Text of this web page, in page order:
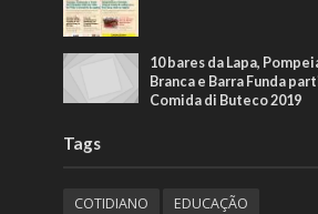
10 bares da Lapa,
Branca e Barra Funda
Comida di Buteco 2019
Tags
COTIDIANO
EDUCAÇÃO